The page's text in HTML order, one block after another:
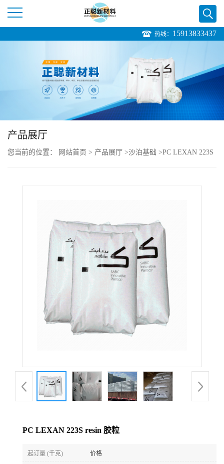
公
品
展
热线： 15913833437
产品展厅
您当前的位置： 网站首页 > 产品展厅 >沙泊基础 >PC LEXAN 223S
PC LEXAN 223S resin 胶粒
起订量 (千克) 价格